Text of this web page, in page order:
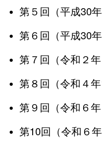
第５回（平成30
第６回（平成30
第７回（令和２年
第８回（令和４年
第９回（令和６年
第10回（令和６